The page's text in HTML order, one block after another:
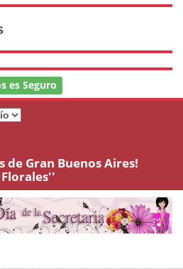
es Seguro
Gran Buenos Aires!